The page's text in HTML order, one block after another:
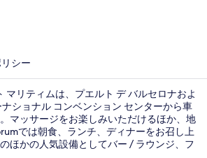
シー
マリティムは、プエルト デ バルセロナおよ
ショナル コンベンション センターから車
マッサージをお楽しみいただけるほか、地
では朝食、ランチ、ディナーをお召し上
ほかの人気設備としてバー / ラウンジ、フ